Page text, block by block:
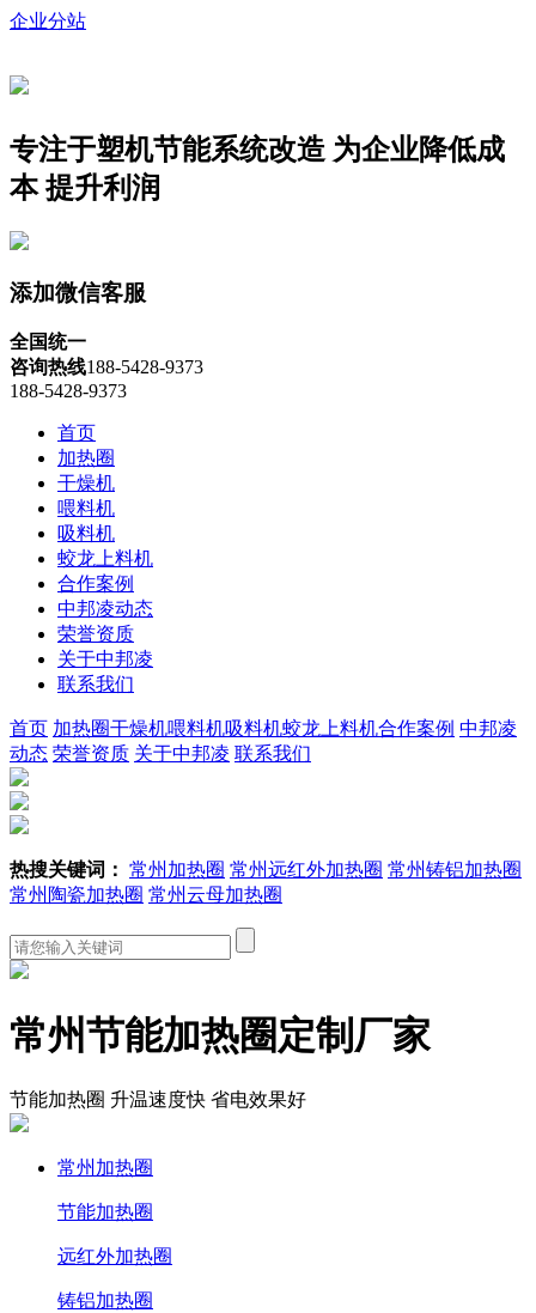
企业分站
专注于塑机节能系统改造 为企业降低成
本 提升利润
添加微信客服
全国统一
咨询热线188-5428-9373
188-5428-9373
首页
加热圈
干燥机
喂料机
吸料机
蛟龙上料机
合作案例
中邦凌动态
荣誉资质
关于中邦凌
联系我们
首页 加热圈干燥机喂料机吸料机蛟龙上料机合作案例 中邦凌
动态 荣誉资质 关于中邦凌 联系我们
热搜关键词： 常州加热圈 常州远红外加热圈 常州铸铝加热圈
常州陶瓷加热圈 常州云母加热圈
常州节能加热圈定制厂家
节能加热圈 升温速度快 省电效果好
常州加热圈
节能加热圈
远红外加热圈
铸铝加热圈